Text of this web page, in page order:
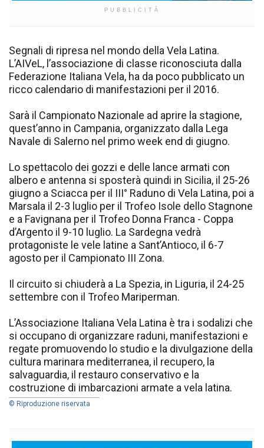
PUBBLICITÀ
Segnali di ripresa nel mondo della Vela Latina.
L’AIVeL, l’associazione di classe riconosciuta dalla
Federazione Italiana Vela, ha da poco pubblicato un
ricco calendario di manifestazioni per il 2016.
Sarà il Campionato Nazionale ad aprire la stagione,
quest’anno in Campania, organizzato dalla Lega
Navale di Salerno nel primo week end di giugno.
Lo spettacolo dei gozzi e delle lance armati con
albero e antenna si sposterà quindi in Sicilia, il 25-26
giugno a Sciacca per il III° Raduno di Vela Latina, poi a
Marsala il 2-3 luglio per il Trofeo Isole dello Stagnone
e a Favignana per il Trofeo Donna Franca - Coppa
d’Argento il 9-10 luglio. La Sardegna vedrà
protagoniste le vele latine a Sant’Antioco, il 6-7
agosto per il Campionato III Zona.
Il circuito si chiuderà a La Spezia, in Liguria, il 24-25
settembre con il Trofeo Mariperman.
L’Associazione Italiana Vela Latina è tra i sodalizi che
si occupano di organizzare raduni, manifestazioni e
regate promuovendo lo studio e la divulgazione della
cultura marinara mediterranea, il recupero, la
salvaguardia, il restauro conservativo e la
costruzione di imbarcazioni armate a vela latina.
© Riproduzione riservata